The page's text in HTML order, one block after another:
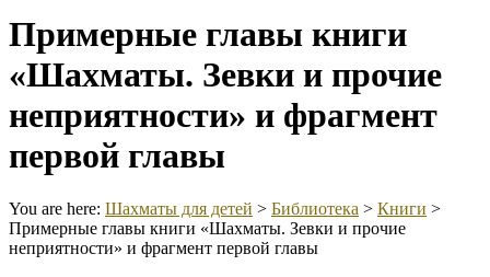
Примерные главы книги
«Шахматы. Зевки и прочие
неприятности» и фрагмент
первой главы
You are here: Шахматы для детей > Библиотека > Книги >
Примерные главы книги «Шахматы. Зевки и прочие
неприятности» и фрагмент первой главы